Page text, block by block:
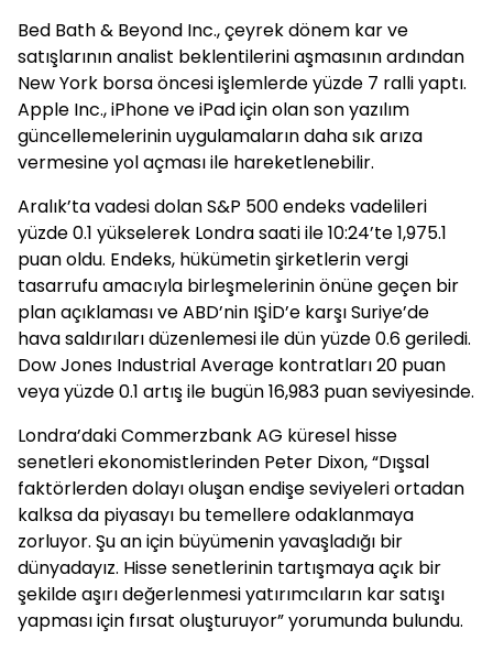
Bed Bath & Beyond Inc., çeyrek dönem kar ve
satışlarının analist beklentilerini aşmasının ardından
New York borsa öncesi işlemlerde yüzde 7 ralli yaptı.
Apple Inc., iPhone ve iPad için olan son yazılım
güncellemelerinin uygulamaların daha sık arıza
vermesine yol açması ile hareketlenebilir.
Aralık’ta vadesi dolan S&P 500 endeks vadelileri
yüzde 0.1 yükselerek Londra saati ile 10:24’te 1,975.1
puan oldu. Endeks, hükümetin şirketlerin vergi
tasarrufu amacıyla birleşmelerinin önüne geçen bir
plan açıklaması ve ABD’nin IŞİD’e karşı Suriye’de
hava saldırıları düzenlemesi ile dün yüzde 0.6 geriledi.
Dow Jones Industrial Average kontratları 20 puan
veya yüzde 0.1 artış ile bugün 16,983 puan seviyesinde.
Londra’daki Commerzbank AG küresel hisse
senetleri ekonomistlerinden Peter Dixon, “Dışsal
faktörlerden dolayı oluşan endişe seviyeleri ortadan
kalksa da piyasayı bu temellere odaklanmaya
zorluyor. Şu an için büyümenin yavaşladığı bir
dünyadayız. Hisse senetlerinin tartışmaya açık bir
şekilde aşırı değerlenmesi yatırımcıların kar satışı
yapması için fırsat oluşturuyor” yorumunda bulundu.